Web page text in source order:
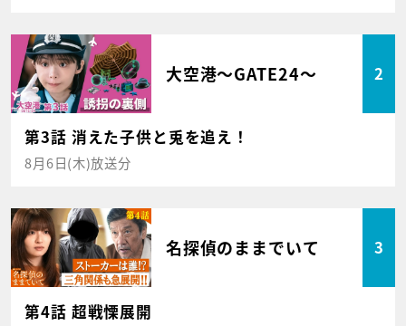
大空港～GATE24～ 2
第3話 消えた子供と兎を追え！
8月6日(木)放送分
名探偵のままでいて 3
第4話 超戦慄展開